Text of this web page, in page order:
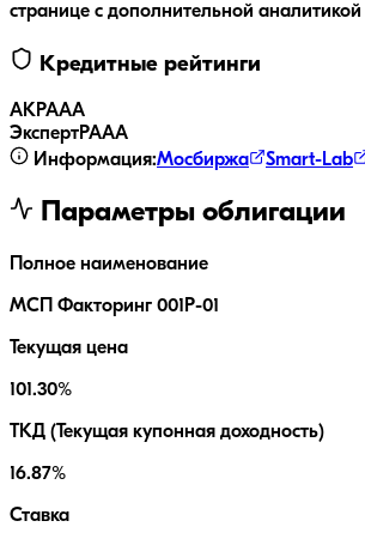
странице с дополнительной аналитикой
Кредитные рейтинги
АКРАAA
ЭкспертРАAA
Информация:Мосбиржа Smart-Lab
Параметры облигации
Полное наименование
МСП Факторинг 001Р-01
Текущая цена
101.30%
ТКД (Текущая купонная доходность)
16.87%
Ставка